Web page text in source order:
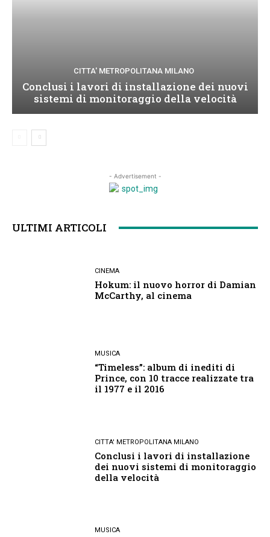
CITTA' METROPOLITANA MILANO
Conclusi i lavori di installazione dei nuovi
sistemi di monitoraggio della velocità
- Advertisement -
ULTIMI ARTICOLI
CINEMA
Hokum: il nuovo horror di Damian
McCarthy, al cinema
MUSICA
“Timeless”: album di inediti di
Prince, con 10 tracce realizzate tra
il 1977 e il 2016
CITTA' METROPOLITANA MILANO
Conclusi i lavori di installazione
dei nuovi sistemi di monitoraggio
della velocità
MUSICA